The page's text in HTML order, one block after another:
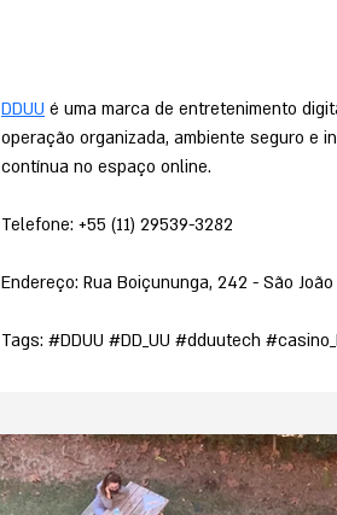
DDUU é uma marca de entretenimento
operação organizada, ambiente seguro e
contínua no espaço online.
Telefone: +55 (11) 29539-3282
Endereço: Rua Boiçununga, 242 - São
Tags: #DDUU #DD_UU #dduutech